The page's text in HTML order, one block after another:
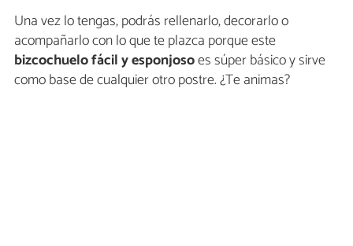
Una vez lo tengas, podrás rellenarlo, decorarlo o
acompañarlo con lo que te plazca porque este
bizcochuelo fácil y esponjosoes súper básico y sirve
como base de cualquier otro postre. ¿Te animas?